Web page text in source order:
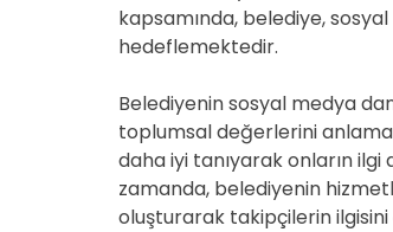
kapsamında, belediye,
hedeflemektedir.
Belediyenin sosyal medya
toplumsal değerlerini
daha iyi tanıyarak onların
zamanda, belediyenin
oluşturarak takipçilerin